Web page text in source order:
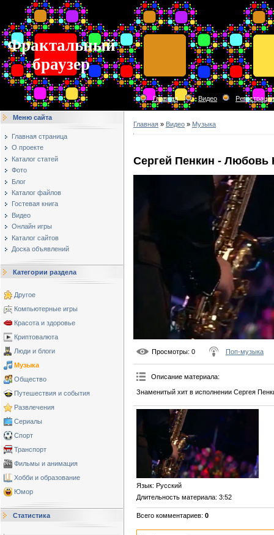
Фрактальный
браузер
Главная Видео Регистрация
Меню сайта
Главная страница
О проекте
Каталог статей
Фото
Блог
Каталог файлов
Гостевая книга
Видео
Онлайн игры
Каталог сайтов
Доска объявлений
Категории раздела
Другое
Компьютерные игры
Красота и здоровье
Криптовалюта
Люди и блоги
Музыка
Общество
Путешествия и события
Развлечения
Сериалы
Спорт
Транспорт
Фильмы и анимация
Хобби и образование
Юмор
Статистика
Главная » Видео » Музыка
Сергей Пенкин - Любовь
Просмотры: 0 Поп-музыка
Описание материала:
Знаменитый хит в исполнении Сергея
Язык: Русский
Длительность материала: 3:52
Всего комментариев: 0